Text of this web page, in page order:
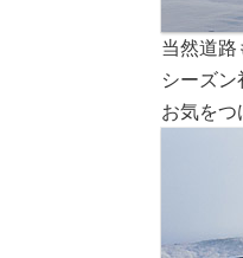
当然道路
シーズン
お気をつ